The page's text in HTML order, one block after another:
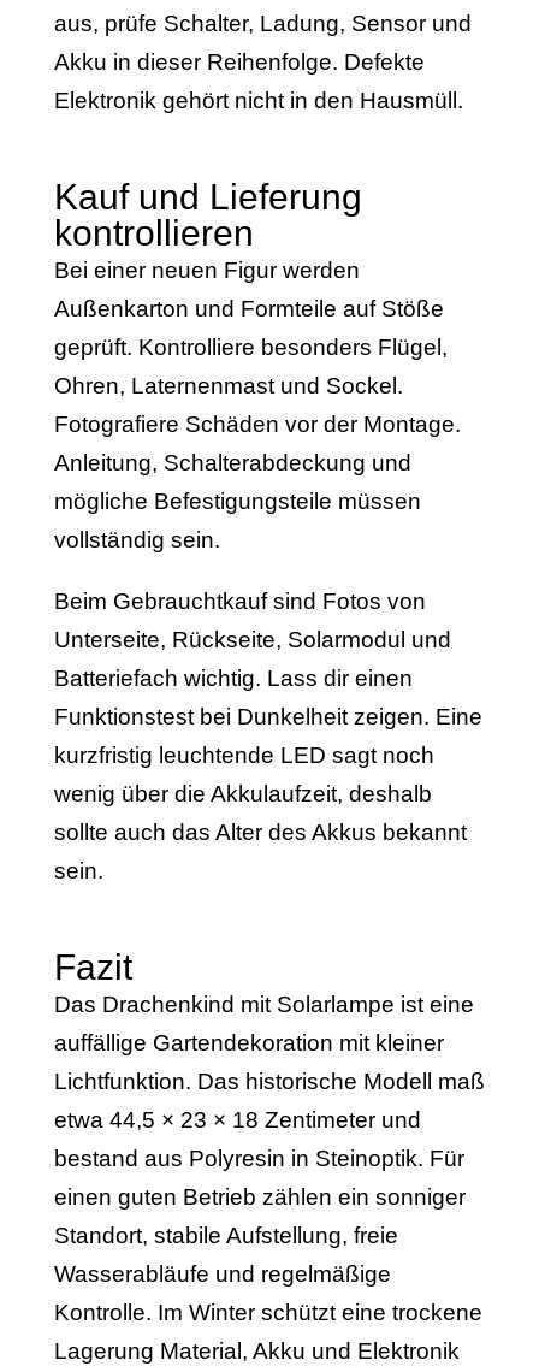
aus, prüfe Schalter, Ladung, Sensor und
Akku in dieser Reihenfolge. Defekte
Elektronik gehört nicht in den Hausmüll.
Kauf und Lieferung
kontrollieren
Bei einer neuen Figur werden
Außenkarton und Formteile auf Stöße
geprüft. Kontrolliere besonders Flügel,
Ohren, Laternenmast und Sockel.
Fotografiere Schäden vor der Montage.
Anleitung, Schalterabdeckung und
mögliche Befestigungsteile müssen
vollständig sein.
Beim Gebrauchtkauf sind Fotos von
Unterseite, Rückseite, Solarmodul und
Batteriefach wichtig. Lass dir einen
Funktionstest bei Dunkelheit zeigen. Eine
kurzfristig leuchtende LED sagt noch
wenig über die Akkulaufzeit, deshalb
sollte auch das Alter des Akkus bekannt
sein.
Fazit
Das Drachenkind mit Solarlampe ist eine
auffällige Gartendekoration mit kleiner
Lichtfunktion. Das historische Modell maß
etwa 44,5 × 23 × 18 Zentimeter und
bestand aus Polyresin in Steinoptik. Für
einen guten Betrieb zählen ein sonniger
Standort, stabile Aufstellung, freie
Wasserabläufe und regelmäßige
Kontrolle. Im Winter schützt eine trockene
Lagerung Material, Akku und Elektronik